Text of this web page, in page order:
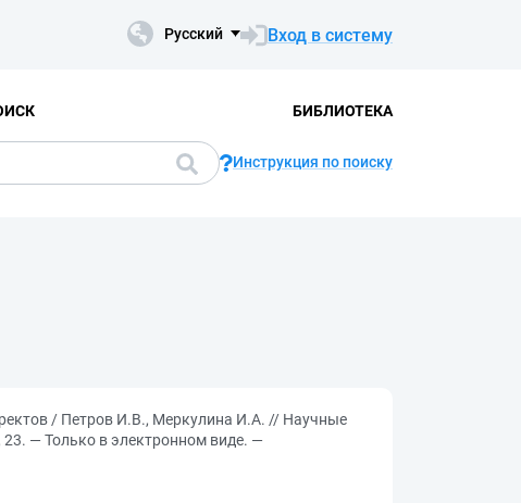
Русский Вход в систему
БИБЛИОТЕКА
Инструкция по поиску
/ Петров И.В., Меркулина И.А. // Научные
— Только в электронном виде. —